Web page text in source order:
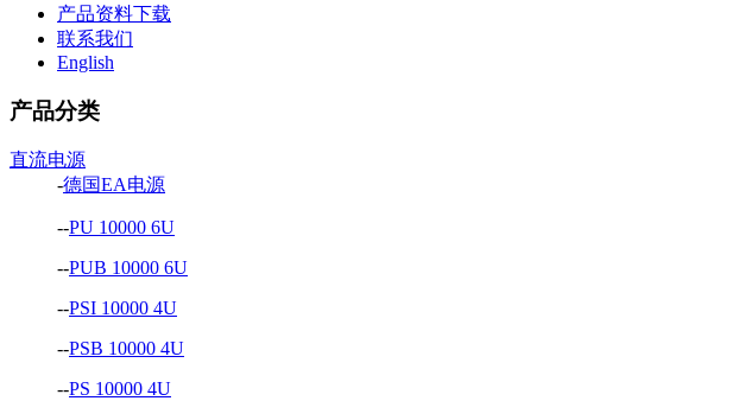
产品资料下载
联系我们
English
产品分类
直流电源
-德国EA电源
--PU 10000 6U
--PUB 10000 6U
--PSI 10000 4U
--PSB 10000 4U
--PS 10000 4U